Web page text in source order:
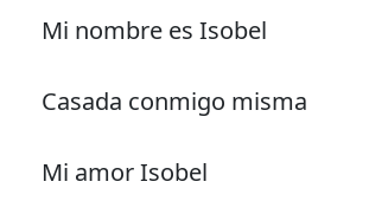
Mi nombre es Isobel
Casada conmigo misma
Mi amor Isobel